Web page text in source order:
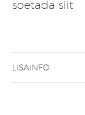
soetada siit
LISAINFO